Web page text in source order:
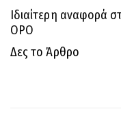
Ιδιαίτερη αναφορά
ΟΡΟ
Δες το Άρθρο